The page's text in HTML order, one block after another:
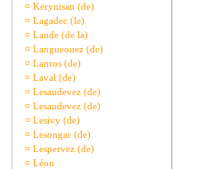
¤ Kerynisan (de)
¤ Lagadec (le)
¤ Lande (de la)
¤ Langueouez (de)
¤ Lanros (de)
¤ Laval (de)
¤ Lesaudevez (de)
¤ Lesaudevez (de)
¤ Lesivy (de)
¤ Lesongar (de)
¤ Lespervez (de)
¤ Léon